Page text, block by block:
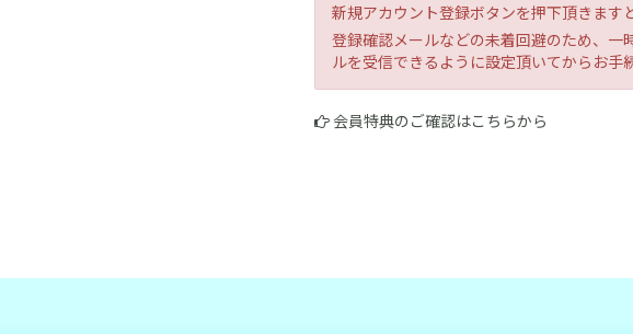
新規アカウント登録ボタンを押下頂きます
登録確認メールなどの未着回避のため、
ルを受信できるように設定頂いてからお手
会員特典のご確認はこちらから